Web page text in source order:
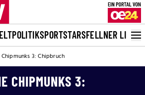
POLITIKSPORTSTARSFELLNER LIVE
3: Chipbruch
CHIPMUNKS 3: